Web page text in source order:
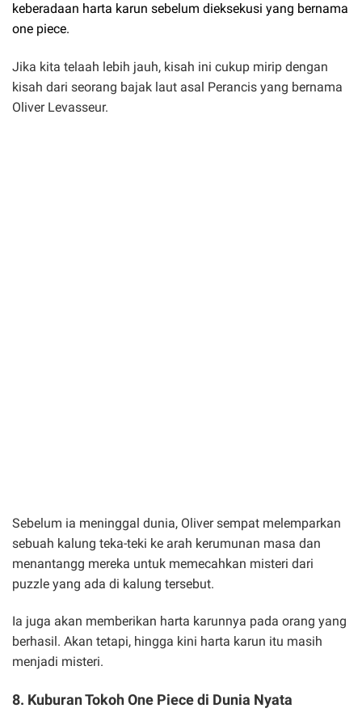
keberadaan harta karun sebelum dieksekusi yang bernama
one piece.
Jika kita telaah lebih jauh, kisah ini cukup mirip dengan
kisah dari seorang bajak laut asal Perancis yang bernama
Oliver Levasseur.
Sebelum ia meninggal dunia, Oliver sempat melemparkan
sebuah kalung teka-teki ke arah kerumunan masa dan
menantangg mereka untuk memecahkan misteri dari
puzzle yang ada di kalung tersebut.
Ia juga akan memberikan harta karunnya pada orang yang
berhasil. Akan tetapi, hingga kini harta karun itu masih
menjadi misteri.
8. Kuburan Tokoh One Piece di Dunia Nyata